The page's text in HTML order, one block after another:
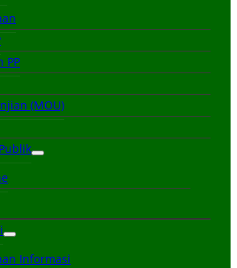
PP
(MOU)
Informasi